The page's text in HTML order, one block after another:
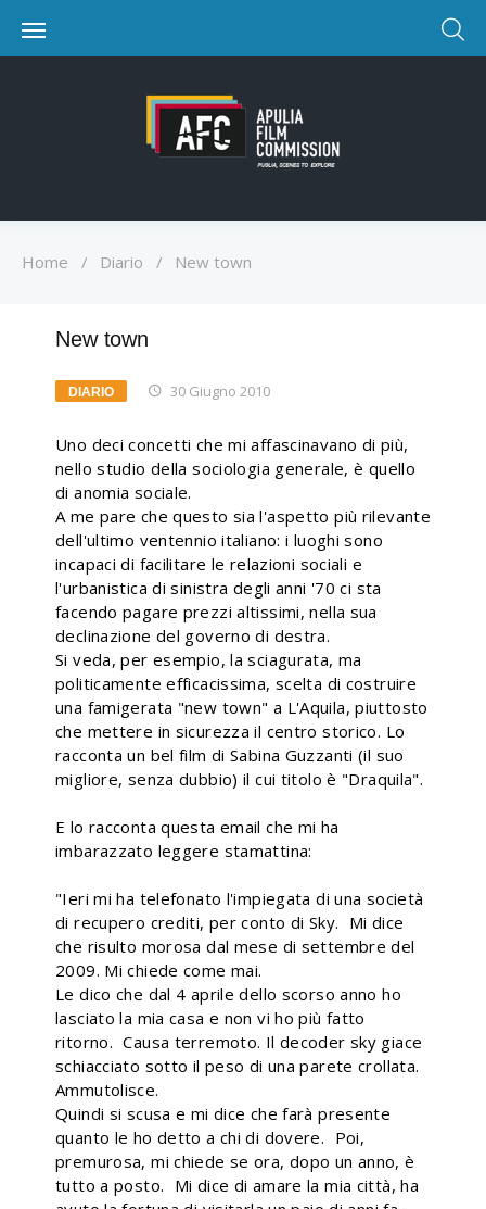
Home / Diario / New town
New town
DIARIO 30 Giugno 2010
Uno deci concetti che mi affascinavano di più,
nello studio della sociologia generale, è quello
di anomia sociale.
A me pare che questo sia l'aspetto più rilevante
dell'ultimo ventennio italiano: i luoghi sono
incapaci di facilitare le relazioni sociali e
l'urbanistica di sinistra degli anni '70 ci sta
facendo pagare prezzi altissimi, nella sua
declinazione del governo di destra.
Si veda, per esempio, la sciagurata, ma
politicamente efficacissima, scelta di costruire
una famigerata "new town" a L'Aquila, piuttosto
che mettere in sicurezza il centro storico. Lo
racconta un bel film di Sabina Guzzanti (il suo
migliore, senza dubbio) il cui titolo è "Draquila".
E lo racconta questa email che mi ha
imbarazzato leggere stamattina:
"Ieri mi ha telefonato l'impiegata di una società
di recupero crediti, per conto di Sky. Mi dice
che risulto morosa dal mese di settembre del
2009. Mi chiede come mai.
Le dico che dal 4 aprile dello scorso anno ho
lasciato la mia casa e non vi ho più fatto
ritorno. Causa terremoto. Il decoder sky giace
schiacciato sotto il peso di una parete crollata.
Ammutolisce.
Quindi si scusa e mi dice che farà presente
quanto le ho detto a chi di dovere. Poi,
premurosa, mi chiede se ora, dopo un anno, è
tutto a posto. Mi dice di amare la mia città, ha